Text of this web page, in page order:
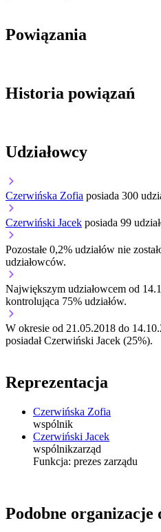
Powiązania
Historia powiązań
Udziałowcy
Czerwińska Zofia posiada 300
Czerwiński Jacek posiada 99
Pozostałe 0,2% udziałów nie
udziałowców.
Największym udziałowcem od
kontrolująca 75% udziałów.
W okresie od 21.05.2018 do
posiadał Czerwiński Jacek (25%).
Reprezentacja
Czerwińska Zofia
wspólnik
Czerwiński Jacek
wspólnikzarząd
Funkcja: prezes zarządu
Podobne